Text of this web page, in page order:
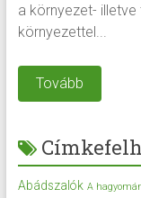
a környezet-
környezettel...
Tovább
Abádszalók A